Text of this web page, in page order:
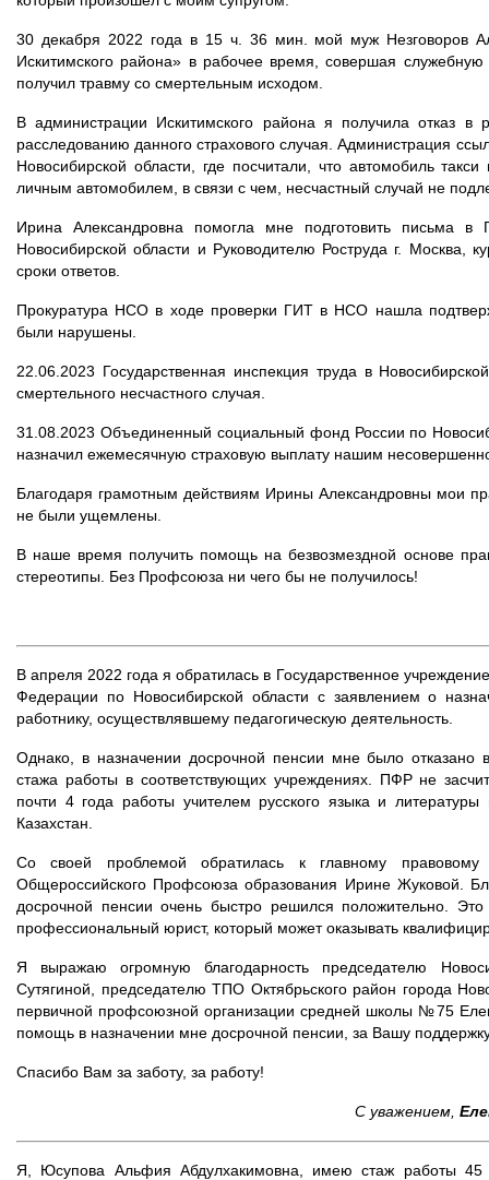
30 декабря 2022 года в 15 ч. 36 мин. мой муж
Искитимского района» в рабочее время, совершая
получил травму со смертельным исходом.
В администрации Искитимского района я получила отказ в
расследованию данного страхового случая. Администрация
Новосибирской области, где посчитали, что автомобиль
личным автомобилем, в связи с чем, несчастный случай не
Ирина Александровна помогла мне подготовить письма в
Новосибирской области и Руководителю Роструда г. Москва,
сроки ответов.
Прокуратура НСО в ходе проверки ГИТ в НСО нашла
были нарушены.
22.06.2023 Государственная инспекция труда в
смертельного несчастного случая.
31.08.2023 Объединенный социальный фонд России по
назначил ежемесячную страховую выплату нашим
Благодаря грамотным действиям Ирины Александровны мои
не были ущемлены.
В наше время получить помощь на безвозмездной основе
стереотипы. Без Профсоюза ни чего бы не получилось!
В апреля 2022 года я обратилась в Государственное
Федерации по Новосибирской области с заявлением о
работнику, осуществлявшему педагогическую деятельность.
Однако, в назначении досрочной пенсии мне было отказано
стажа работы в соответствующих учреждениях. ПФР не
почти 4 года работы учителем русского языка и
Казахстан.
Со своей проблемой обратилась к главному правовому
Общероссийского Профсоюза образования Ирине Жуковой.
досрочной пенсии очень быстро решился положительно.
профессиональный юрист, который может оказывать
Я выражаю огромную благодарность председателю
Сутягиной, председателю ТПО Октябрьского район города
первичной профсоюзной организации средней школы №75
помощь в назначении мне досрочной пенсии, за Вашу
Спасибо Вам за заботу, за работу!
С уважением,
Я, Юсупова Альфия Абдулхакимовна, имею стаж работы